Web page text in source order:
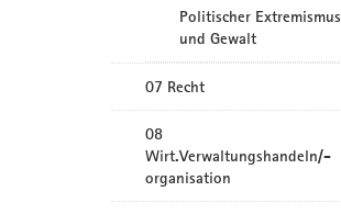
Politischer Extremismus
und Gewalt
07 Recht
08
Wirt.Verwaltungshandeln/-
organisation